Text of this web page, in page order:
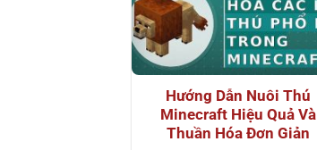
Hướng Dẫn Nuôi Thú
Minecraft Hiệu Quả Và
Thuần Hóa Đơn Giản